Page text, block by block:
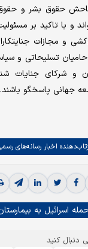
حقوق بشر و حقوق
و با تاکید بر
و مجازات
تسلیحاتی و
و شرکای جنایات
جهانی پاسخگو باشند.
اخبار رسانه‌های
اسرائیل به
دنبال کنید